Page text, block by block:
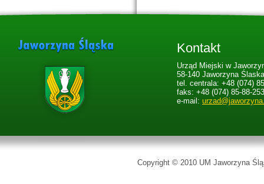
Kontakt
Urząd Miejski w
58-140 Jaworzyna
tel. centrala: +48 (074)
faks: +48 (074) 85-88-253
e-mail:
Copyright © 2010 UM Jaworzyna